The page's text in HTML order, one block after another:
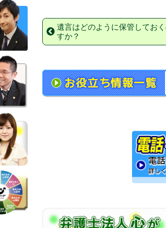
遺言はどのように保管してお
すか？